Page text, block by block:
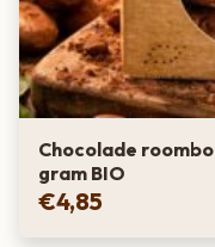
Chocolade
gram BIO
€4,85